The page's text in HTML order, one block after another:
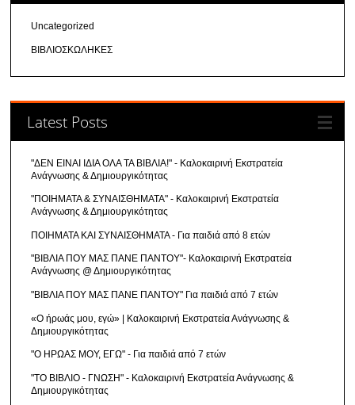
Uncategorized
ΒΙΒΛΙΟΣΚΩΛΗΚΕΣ
Latest Posts
"ΔΕΝ ΕΙΝΑΙ ΙΔΙΑ ΟΛΑ ΤΑ ΒΙΒΛΙΑ!" - Καλοκαιρινή Εκστρατεία
Ανάγνωσης & Δημιουργικότητας
"ΠΟΙΗΜΑΤΑ & ΣΥΝΑΙΣΘΗΜΑΤΑ" - Καλοκαιρινή Εκστρατεία
Ανάγνωσης & Δημιουργικότητας
ΠΟΙΗΜΑΤΑ ΚΑΙ ΣΥΝΑΙΣΘΗΜΑΤΑ - Για παιδιά από 8 ετών
"ΒΙΒΛΙΑ ΠΟΥ ΜΑΣ ΠΑΝΕ ΠΑΝΤΟΥ"- Καλοκαιρινή Εκστρατεία
Ανάγνωσης @ Δημιουργικότητας
"ΒΙΒΛΙΑ ΠΟΥ ΜΑΣ ΠΑΝΕ ΠΑΝΤΟΥ" Για παιδιά από 7 ετών
«Ο ήρωάς μου, εγώ» | Καλοκαιρινή Εκστρατεία Ανάγνωσης &
Δημιουργικότητας
"Ο ΗΡΩΑΣ ΜΟΥ, ΕΓΩ" - Για παιδιά από 7 ετών
"ΤΟ ΒΙΒΛΙΟ - ΓΝΩΣΗ" - Καλοκαιρινή Εκστρατεία Ανάγνωσης &
Δημιουργικότητας